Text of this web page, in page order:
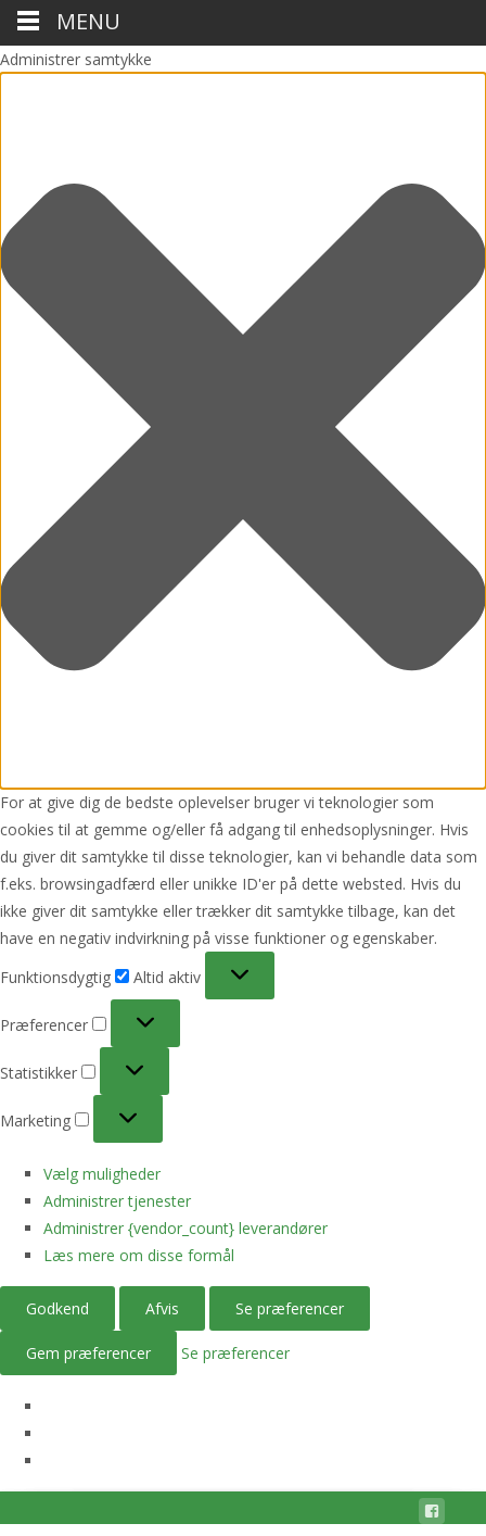
Administrer samtykke
For at give dig de bedste oplevelser bruger vi teknologier som
cookies til at gemme og/eller få adgang til enhedsoplysninger. Hvis
du giver dit samtykke til disse teknologier, kan vi behandle data som
f.eks. browsingadfærd eller unikke ID'er på dette websted. Hvis du
ikke giver dit samtykke eller trækker dit samtykke tilbage, kan det
have en negativ indvirkning på visse funktioner og egenskaber.
Funktionsdygtig
Altid aktiv
Præferencer
Statistikker
Marketing
Vælg muligheder
Administrer tjenester
Administrer {vendor_count} leverandører
Læs mere om disse formål
Godkend Afvis Se præferencer
Gem præferencer Se præferencer
MENU